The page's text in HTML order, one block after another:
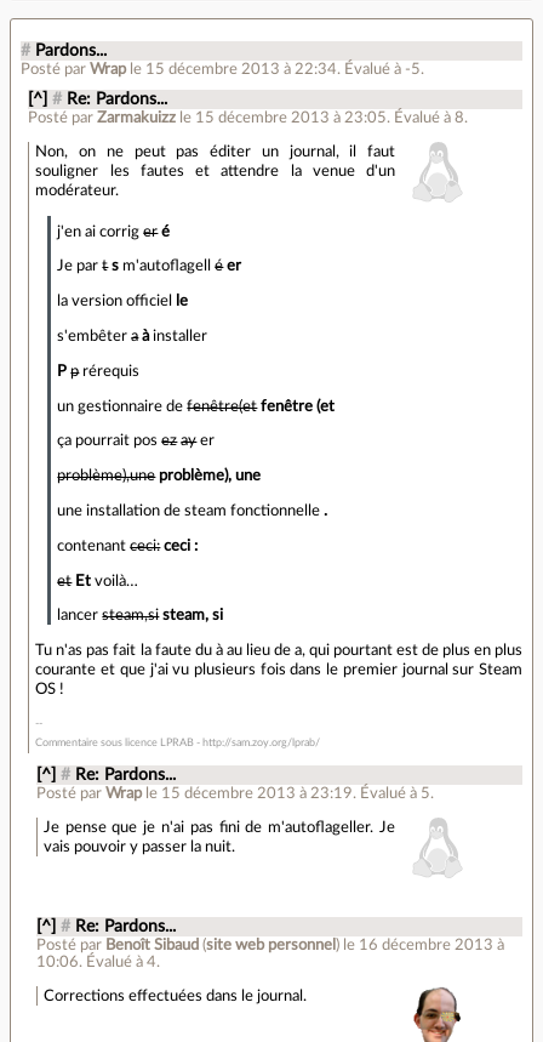
# Pardons...
Posté par Wrap le 15 décembre 2013 à 22:34. Évalué à -5.
[^] # Re: Pardons...
Posté parZarmakuizz le 15 décembre 2013 à 23:05. Évalué à8.
Non, on ne peut pas éditer un journal, il faut
souligner les fautes et attendre la venue d'un
modérateur.
j'en ai corriger é
Je part s m'autoflagellé er
la version officiel le
s'embêtera àinstaller
P prérequis
un gestionnaire defenêtre(et fenêtre (et
ça pourrait posez ayer
problème),une problème), une
une installation de steam fonctionnelle.
contenantceci: ceci :
et Et voilà…
lancersteam,si steam, si
Tu n'as pas fait la faute du à au lieu de a, qui pourtant est de plus en plus
courante et que j'ai vu plusieurs fois dans le premier journal sur Steam
OS !
Commentaire sous licence LPRAB - http://sam.zoy.org/lprab/
[^] # Re: Pardons...
Posté par Wrap le 15 décembre 2013 à 23:19. Évalué à 5.
Je pense que je n'ai pas fini de m'autoflageller. Je
vais pouvoir y passer la nuit.
[^] # Re: Pardons...
Posté par Benoît Sibaud (site web personnel ) le 16 décembre 2013 à
10:06. Évalué à 4.
Corrections effectuées dans le journal.